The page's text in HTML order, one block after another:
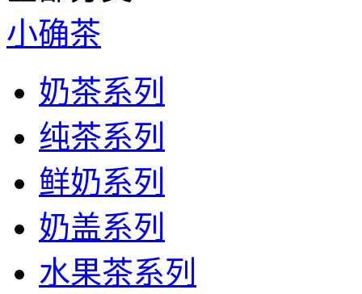
小确茶
奶茶系列
纯茶系列
鲜奶系列
奶盖系列
水果茶系列